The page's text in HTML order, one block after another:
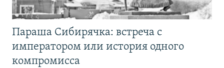
Параша Сибирячка: встреча с
императором или история одного
компромисса